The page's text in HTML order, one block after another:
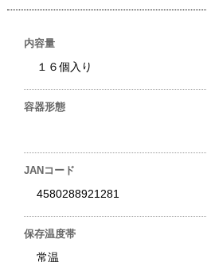
内容量
１６個入り
容器形態
JANコード
4580288921281
保存温度帯
常温